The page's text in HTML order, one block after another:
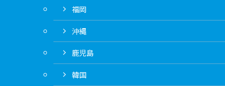
福岡
沖縄
鹿児島
韓国